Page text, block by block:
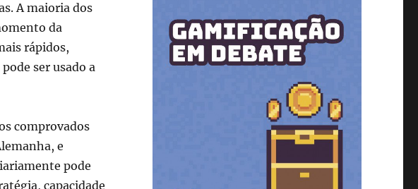
A maioria dos
da
rápidos,
ser usado a
comprovados
e
pode
capacidade